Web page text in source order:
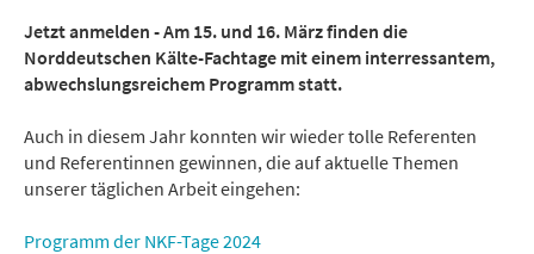
Jetzt anmelden - Am 15. und 16. März finden die
Norddeutschen Kälte-Fachtage mit einem interressantem,
abwechslungsreichem Programm statt.
Auch in diesem Jahr konnten wir wieder tolle Referenten
und Referentinnen gewinnen, die auf aktuelle Themen
unserer täglichen Arbeit eingehen:
Programm der NKF-Tage 2024